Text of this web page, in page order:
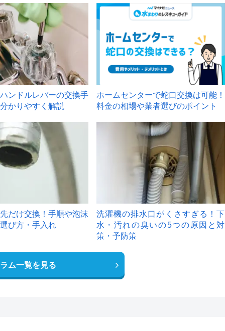
ンドルレバーの交換手
かりやすく解説
ホームセンターで蛇口交換は可能！
料金の相場や業者選びのポイント
だけ交換！手順や泡沫
び方・手入れ
洗濯機の排水口がくさすぎる！下
水・汚れの臭いの5つの原因と対
策・予防策
ム一覧を見る